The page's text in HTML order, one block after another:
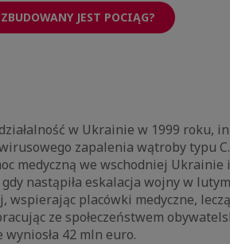
ZBUDOWANY JEST POCIĄG?
w Ukrainie w 1999 roku,
zapalenia wątroby typu
medyczną we wschodniej Ukrainie
nastąpiła eskalacja wojny w
placówki medyczne,
ze społeczeństwem
42 mln euro.